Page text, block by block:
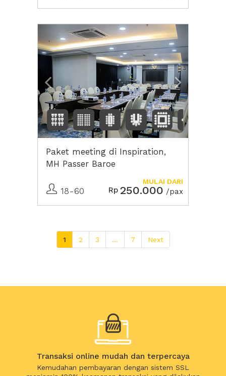
Previous Next2
Paket meeting di Inspiration,
MH Passer Baroe
18-60 Rp 250.000 /pax
MULAI DARI
1 2 3 ... 7 Next
Transaksi online mudah dan terpercaya
Kemudahan pembayaran dengan sistem SSL